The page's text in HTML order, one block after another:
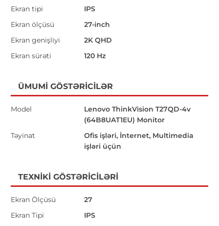
Ekran tipi
IPS
Ekran ölçüsü
27-inch
Ekran genişliyi
2K QHD
Ekran sürəti
120 Hz
ÜMUMI GÖSTƏRICILƏR
Model
Lenovo ThinkVision T27QD-4v
(64B8UAT1EU) Monitor
Təyinat
Ofis işləri, İnternet, Multimedia
işləri üçün
TEXNIKI GÖSTƏRICILƏRI
Ekran Ölçüsü
27
Ekran Tipi
IPS